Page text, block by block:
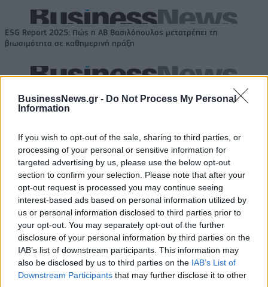
BusinessNews.gr - Do Not Process My Personal
Information
If you wish to opt-out of the sale, sharing to third parties, or
processing of your personal or sensitive information for
targeted advertising by us, please use the below opt-out
section to confirm your selection. Please note that after your
opt-out request is processed you may continue seeing
interest-based ads based on personal information utilized by
us or personal information disclosed to third parties prior to
your opt-out. You may separately opt-out of the further
disclosure of your personal information by third parties on the
IAB’s list of downstream participants. This information may
also be disclosed by us to third parties on the IAB’s List of
Downstream Participants that may further disclose it to other
ESG Report 2025: Πώς η ΑΒ Βασιλόπουλος μετατρέπει τη
βιωσιμότητα σε καθημερινή πράξη
Stoiximan: «Πού ήσουν;» στις μεγάλες στιγμές του Ολυμπιακού
ΠΕΡΙΣΣΌΤΕΡΑ ΣΕ ΑΥΤΉ ΤΗΝ ΚΑΤΗΓΟΡΊΑ
ΔΕΗ: Αγροτικά προϊόντα
«ΓΑΙΑ» από 0,093€/KWh
σταθερή τιμή για 2 χρόνια